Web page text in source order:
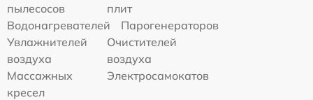
пылесосов
плит
Водонагревателей
Парогенераторов
Увлажнителей
воздуха
Очистителей
воздуха
Массажных
кресел
Электросамокатов